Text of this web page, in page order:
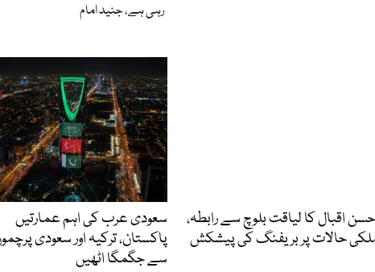
رہی ہے، جنید امام
سعودی عرب کی اہم عمارتیں
پاکستان، ترکیہ اور سعودی
سے جگمگا اٹھیں
اقبال کا لیاقت بلوچ سے رابطہ،
حالات پر بریفنگ کی پیشکش